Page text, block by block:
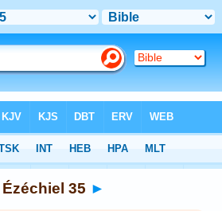
Ézéchiel 35 ►